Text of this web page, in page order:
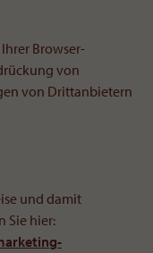
Browser-
von
von Drittanbietern
und damit
Sie hier: